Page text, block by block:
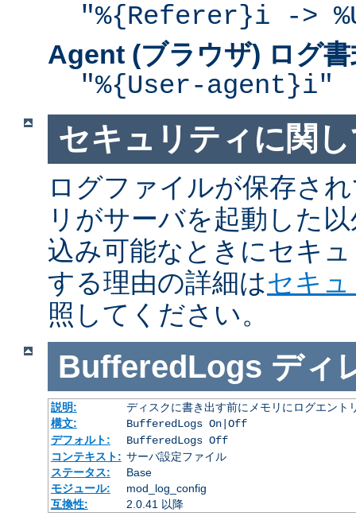
"%{Referer}i ->
Agent (ブラウザ) ログ書
"%{User-agent}i"
セキュリティに関
ログファイルが保存さ
リがサーバを起動した
込み可能なときにセキ
する理由の詳細はセキ
照してください。
BufferedLogs ディ
説明:
ディスクに書き出す前にメモリにログエント
構文:
BufferedLogs On|Off
デフォルト:
BufferedLogs Off
コンテキスト: サーバ設定ファイル
ステータス:
Base
モジュール:
mod_log_config
互換性:
2.0.41 以降